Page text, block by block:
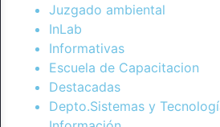
Juzgado ambiental
InLab
Informativas
Escuela de Capacitacion
Destacadas
Depto.Sistemas y